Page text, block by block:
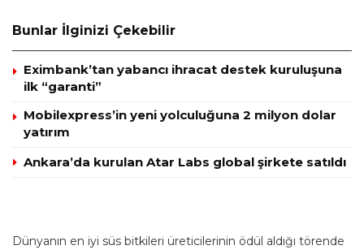
Bunlar İlginizi Çekebilir
Eximbank’tan yabancı ihracat destek kuruluşuna
ilk “garanti”
Mobilexpress’in yeni yolculuğuna 2 milyon dolar
yatırım
Ankara’da kurulan Atar Labs global şirkete satıldı
Dünyanın en iyi süs bitkileri üreticilerinin ödül aldığı törende